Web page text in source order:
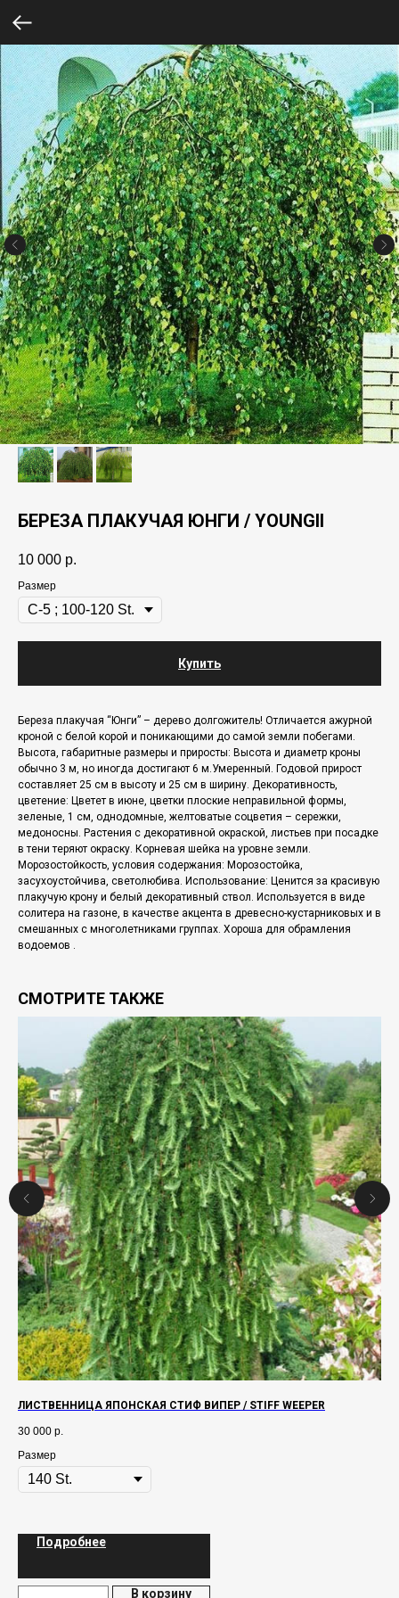
БЕРЕЗА ПЛАКУЧАЯ ЮНГИ / YOUNGII
10 000 р.
Размер
Купить
Береза плакучая “Юнги” – дерево долгожитель! Отличается ажурной
кроной с белой корой и поникающими до самой земли побегами.
Высота, габаритные размеры и приросты: Высота и диаметр кроны
обычно 3 м, но иногда достигают 6 м.Умеренный. Годовой прирост
составляет 25 см в высоту и 25 см в ширину. Декоративность,
цветение: Цветет в июне, цветки плоские неправильной формы,
зеленые, 1 см, однодомные, желтоватые соцветия – сережки,
медоносны. Растения с декоративной окраской, листьев при посадке
в тени теряют окраску. Корневая шейка на уровне земли.
Морозостойкость, условия содержания: Морозостойка,
засухоустойчива, светолюбива. Использование: Ценится за красивую
плакучую крону и белый декоративный ствол. Используется в виде
солитера на газоне, в качестве акцента в древесно-кустарниковых и в
смешанных с многолетниками группах. Хороша для обрамления
водоемов .
СМОТРИТЕ ТАКЖЕ
ЛИСТВЕННИЦА ЯПОНСКАЯ СТИФ BИПЕР / STIFF WEEPER
30 000 р.
Размер
Подробнее
В корзину